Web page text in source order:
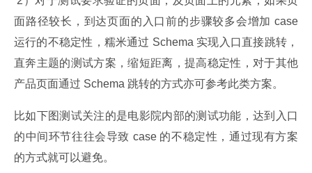
面路径较长，到达页面的入口前的步骤较多会增加 case
运行的不稳定性，糯米通过 Schema 实现入口直接跳转，
直奔主题的测试方案，缩短距离，提高稳定性，对于其他
产品页面通过 Schema 跳转的方式亦可参考此类方案。
比如下图测试关注的是电影院内部的测试功能，达到入口
的中间环节往往会导致 case 的不稳定性，通过现有方案
的方式就可以避免。